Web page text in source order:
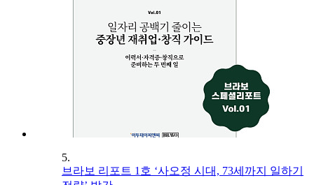
5.
브라보 리포트 1호 ‘사오정 시대, 73세까지 일하기